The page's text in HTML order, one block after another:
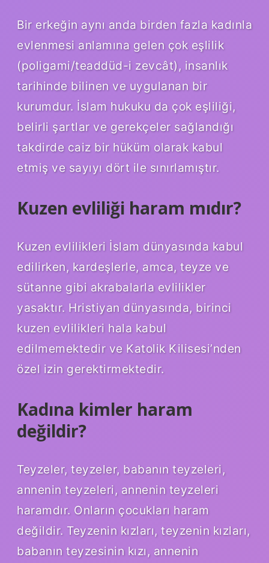
Bir erkeğin aynı anda birden fazla kadınla
evlenmesi anlamına gelen çok eşlilik
(poligami/teaddüd-i zevcât), insanlık
tarihinde bilinen ve uygulanan bir
kurumdur. İslam hukuku da çok eşliliği,
belirli şartlar ve gerekçeler sağlandığı
takdirde caiz bir hüküm olarak kabul
etmiş ve sayıyı dört ile sınırlamıştır.
Kuzen evliliği haram mıdır?
Kuzen evlilikleri İslam dünyasında kabul
edilirken, kardeşlerle, amca, teyze ve
sütanne gibi akrabalarla evlilikler
yasaktır. Hristiyan dünyasında, birinci
kuzen evlilikleri hala kabul
edilmemektedir ve Katolik Kilisesi’nden
özel izin gerektirmektedir.
Kadına kimler haram
değildir?
Teyzeler, teyzeler, babanın teyzeleri,
annenin teyzeleri, annenin teyzeleri
haramdır. Onların çocukları haram
değildir. Teyzenin kızları, teyzenin kızları,
babanın teyzesinin kızı, annenin